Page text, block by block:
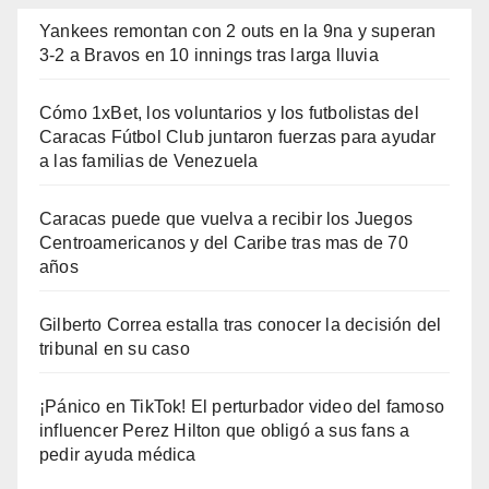
Yankees remontan con 2 outs en la 9na y superan
3-2 a Bravos en 10 innings tras larga lluvia
Cómo 1xBet, los voluntarios y los futbolistas del
Caracas Fútbol Club juntaron fuerzas para ayudar
a las familias de Venezuela
Caracas puede que vuelva a recibir los Juegos
Centroamericanos y del Caribe tras mas de 70
años
Gilberto Correa estalla tras conocer la decisión del
tribunal en su caso
¡Pánico en TikTok! El perturbador video del famoso
influencer Perez Hilton que obligó a sus fans a
pedir ayuda médica